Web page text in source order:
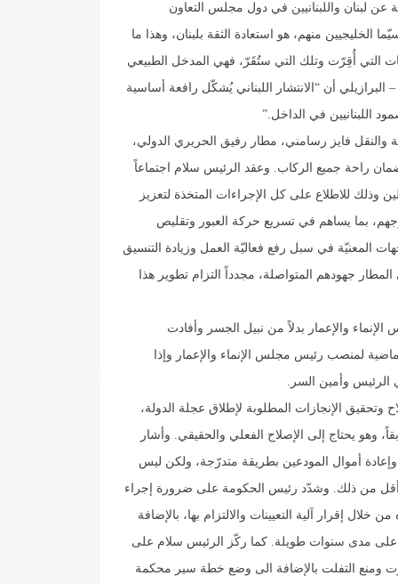
عن لبنان واللبنانيين في دول مجلس التعاون
منهم، هو استعادة الثقة بلبنان، وهذا ما
التي أُقِرّت وتلك التي ستُقَرّ، فهي المدخل الطبيعي
البرازيلي أن “الانتشار اللبناني يُشكّل رافعة أساسية
اللبنانيين في الداخل”.
والنقل فايز رسامني، مطار رفيق الحريري الدولي،
راحة جميع الركاب. وعقد الرئيس سلام اجتماعاً
وذلك للاطلاع على كل الإجراءات المتخذة لتعزيز
بما يساهم في تسريع حركة العبور وتقليص
المعنيّة في سبل رفع فعاليّة العمل وزيادة التنسيق
جهودهم المتواصلة، مجدداً التزام تطوير هذا
والإعمار بدلاً من نبيل الجسر وأفادت
لمنصب رئيس مجلس الإنماء والإعمار وإذا
الرئيس وأمين السر .
الإنجازات المطلوبة لإطلاق عجلة الدولة،
وهو يحتاج إلى الإصلاح الفعلي والحقيقي. وأشار
أموال المودعين بطريقة متدرّجة، ولكن ليس
من ذلك. وشدّد رئيس الحكومة على ضرورة إجراء
إقرار آلية التعيينات والالتزام بها، بالإضافة
على مدى سنوات طويلة. كما ركّز الرئيس سلام على
ومنع التفلت بالإضافة الى وضع خطة سير محكمة